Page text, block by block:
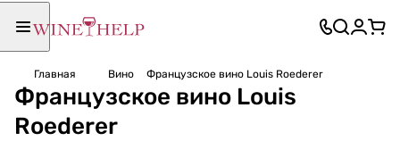
Главная Вино Французское вино Louis Roederer
Французское вино Louis
Roederer